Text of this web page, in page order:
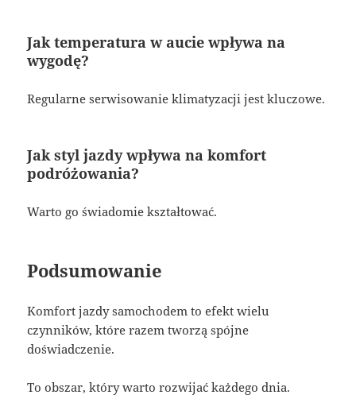
Jak temperatura w aucie wpływa na
wygodę?
Regularne serwisowanie klimatyzacji jest kluczowe.
Jak styl jazdy wpływa na komfort
podróżowania?
Warto go świadomie kształtować.
Podsumowanie
Komfort jazdy samochodem to efekt wielu
czynników, które razem tworzą spójne
doświadczenie.
To obszar, który warto rozwijać każdego dnia.